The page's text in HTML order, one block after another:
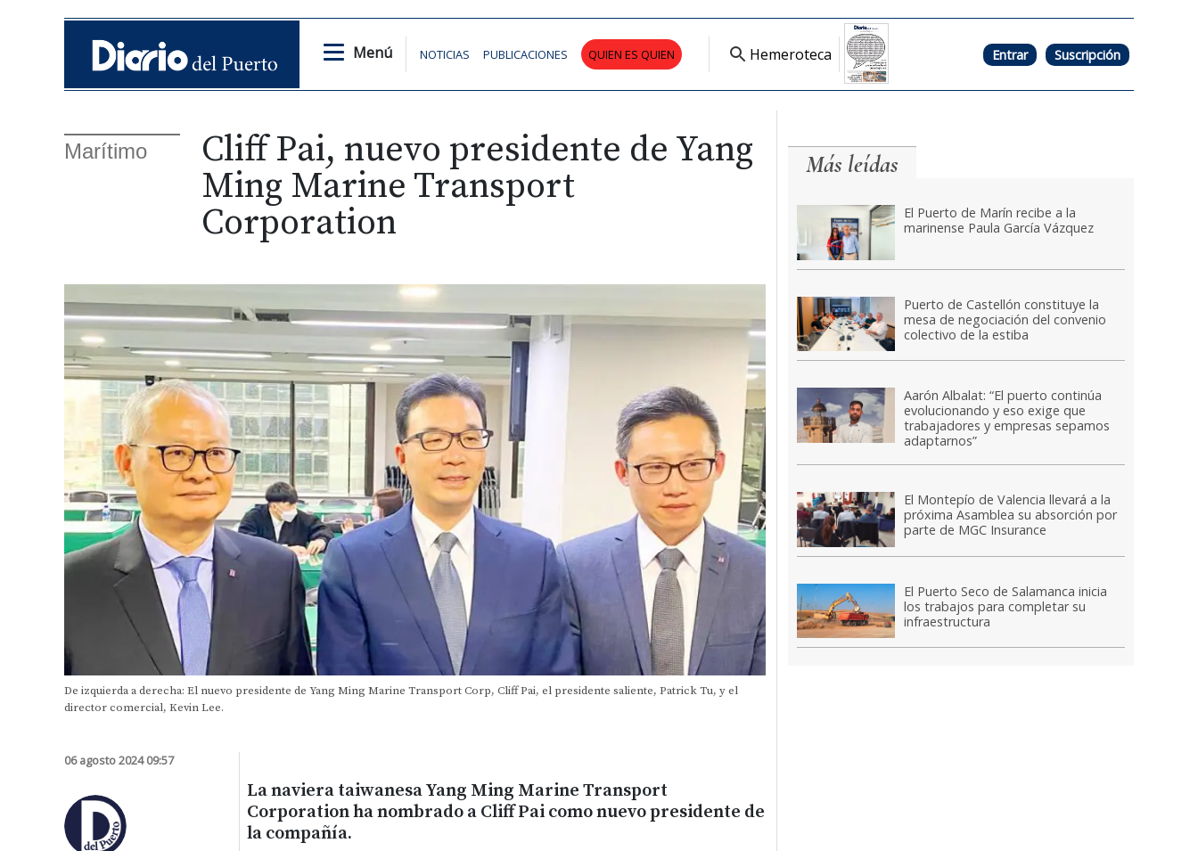
Menú NOTICIAS PUBLICACIONES QUIEN ES QUIEN Hemeroteca Entrar Suscripción
Marítimo
Cliff Pai, nuevo presidente de Yang
Ming Marine Transport
Corporation
De izquierda a derecha: El nuevo presidente de Yang Ming Marine Transport Corp, Cliff Pai, el presidente saliente, Patrick Tu, y el
director comercial, Kevin Lee.
06 agosto 2024 09:57
La naviera taiwanesa Yang Ming Marine Transport
Corporation ha nombrado a Cliff Pai como nuevo presidente de
la compañía.
Más leídas
El Puerto de Marín recibe a la
marinense Paula García Vázquez
Puerto de Castellón constituye la
mesa de negociación del convenio
colectivo de la estiba
Aarón Albalat: “El puerto continúa
evolucionando y eso exige que
trabajadores y empresas sepamos
adaptarnos”
El Montepío de Valencia llevará a la
próxima Asamblea su absorción por
parte de MGC Insurance
El Puerto Seco de Salamanca inicia
los trabajos para completar su
infraestructura